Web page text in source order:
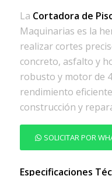
La Cortadora de
Maquinarias es la
realizar cortes
concreto, asfalto y
robusto y motor de
rendimiento
construcción y
SOLICITAR POR
Especificaciones